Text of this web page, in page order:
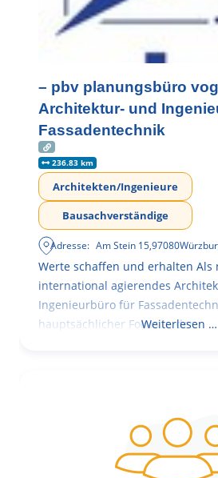
– pbv planungsbüro
Architektur- und
Fassadentechnik
236.83 km
Architekten/Ingenieure
Bausachverständige
Adresse: Am Stein 15,97080
Werte schaffen und erhalten Als
international agierendes
Ingenieurbüro für
hauptsächlicher Fokus in der
Weiterlesen …